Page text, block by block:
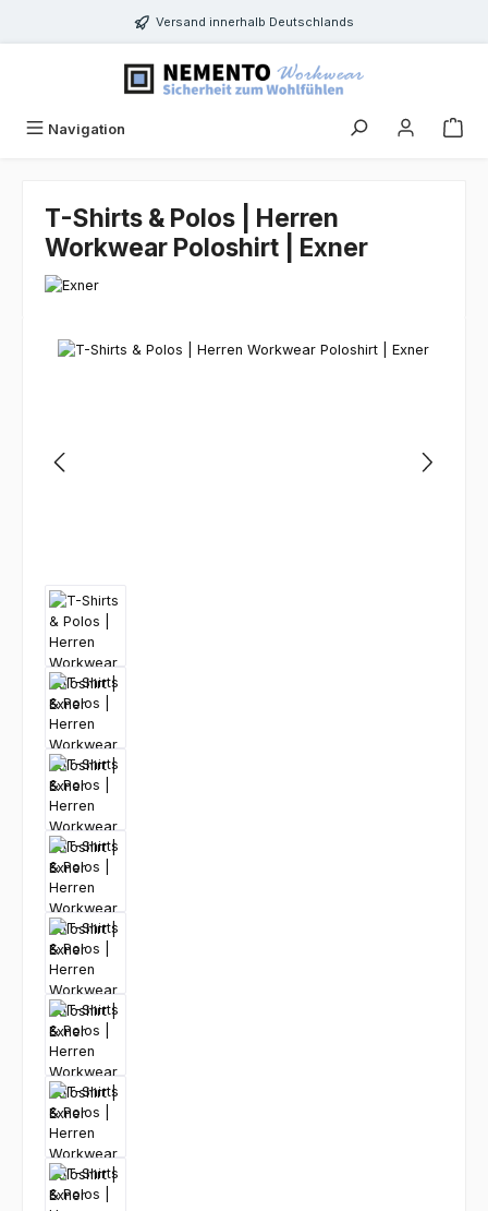
Zum Hauptinhalt springenVersand innerhalb Deutschlands
Navigation
T-Shirts & Polos | Herren
Workwear Poloshirt | Exner
Bildergalerie überspringen